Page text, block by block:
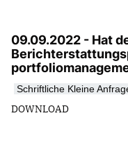
09.09.2022 - Hat
Schriftliche Kleine
DOWNLOAD